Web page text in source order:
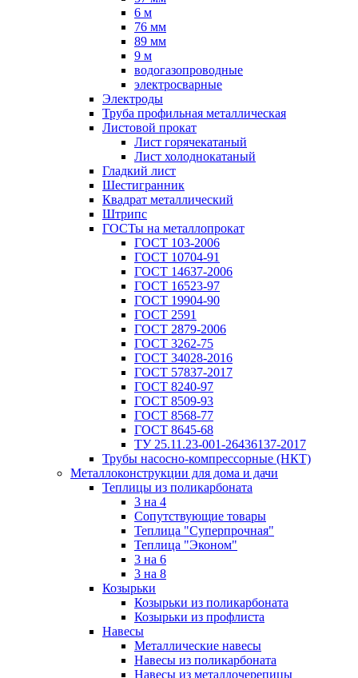
6 м
76 мм
89 мм
9 м
водогазопроводные
электросварные
Электроды
Труба профильная металлическая
Листовой прокат
Лист горячекатаный
Лист холоднокатаный
Гладкий лист
Шестигранник
Квадрат металлический
Штрипс
ГОСТы на металлопрокат
ГОСТ 103-2006
ГОСТ 10704-91
ГОСТ 14637-2006
ГОСТ 16523-97
ГОСТ 19904-90
ГОСТ 2591
ГОСТ 2879-2006
ГОСТ 3262-75
ГОСТ 34028-2016
ГОСТ 57837-2017
ГОСТ 8240-97
ГОСТ 8509-93
ГОСТ 8568-77
ГОСТ 8645-68
ТУ 25.11.23-001-26436137-2017
Трубы насосно-компрессорные (НКТ)
Металлоконструкции для дома и дачи
Теплицы из поликарбоната
3 на 4
Сопутствующие товары
Теплица "Суперпрочная"
Теплица "Эконом"
3 на 6
3 на 8
Козырьки
Козырьки из поликарбоната
Козырьки из профлиста
Навесы
Металлические навесы
Навесы из поликарбоната
Навесы из металлочерепицы